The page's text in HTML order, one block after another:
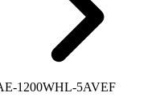
1200WHL-5AVEF